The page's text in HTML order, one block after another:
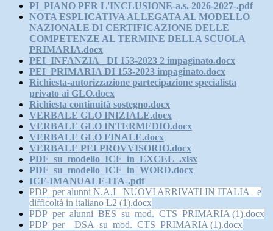
PI_PIANO PER L'INCLUSIONE-a.s. 2026-2027-.pdf
NOTA ESPLICATIVA ALLEGATA AL MODELLO
NAZIONALE DI CERTIFICAZIONE DELLE
COMPETENZE AL TERMINE DELLA SCUOLA
PRIMARIA.docx
PEI_INFANZIA_ DI 153-2023 2 impaginato.docx
PEI_PRIMARIA DI 153-2023 impaginato.docx
Richiesta-autorizzazione partecipazione specialista
privato ai GLO.docx
Richiesta continuità sostegno.docx
VERBALE GLO INIZIALE.docx
VERBALE GLO INTERMEDIO.docx
VERBALE GLO FINALE.docx
VERBALE PEI PROVVISORIO.docx
PDF_su_modello_ICF_in_EXCEL_.xlsx
PDF_su_modello_ICF_in_WORD.docx
ICF-IMANUALE-ITA-.pdf
PDP_per alunni N.A.I _NUOVI ARRIVATI IN ITALIA_ e
difficoltà in italiano L2 (1).docx
PDP_per_alunni_BES_su_mod._CTS_PRIMARIA (1).docx
PDP_per__DSA_su_mod._CTS_PRIMARIA (1).docx